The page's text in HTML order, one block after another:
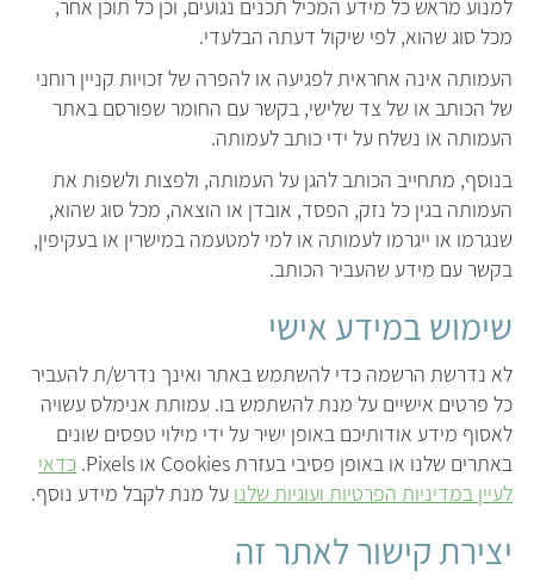
למנוע מראש כל מידע המכיל תכנים נגועים, וכן כל תוכן אחר,
מכל סוג שהוא, לפי שיקול דעתה הבלעדי.
העמותה אינה אחראית לפגיעה או להפרה של זכויות קניין רוחני
של הכותב או של צד שלישי, בקשר עם החומר שפורסם באתר
העמותה או נשלח על ידי כותב לעמותה.
בנוסף, מתחייב הכותב להגן על העמותה, ולפצות ולשפות את
העמותה בגין כל נזק, הפסד, אובדן או הוצאה, מכל סוג שהוא,
שנגרמו או ייגרמו לעמותה או למי למטעמה במישרין או בעקיפין,
בקשר עם מידע שהעביר הכותב.
שימוש במידע אישי
לא נדרשת הרשמה כדי להשתמש באתר ואינך נדרש/ת להעביר
כל פרטים אישיים על מנת להשתמש בו. עמותת אנימלס עשויה
לאסוף מידע אודותיכם באופן ישיר על ידי מילוי טפסים שונים
באתרים שלנו או באופן פסיבי בעזרת Cookies או Pixels.
כדאי
לעיין במדיניות הפרטיות ועוגיות שלנו על מנת לקבל מידע נוסף.
יצירת קישור לאתר זה